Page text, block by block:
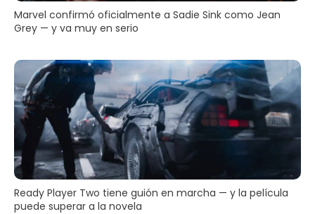
Marvel confirmó oficialmente a Sadie Sink como Jean
Grey — y va muy en serio
Ready Player Two tiene guión en marcha — y la película
puede superar a la novela